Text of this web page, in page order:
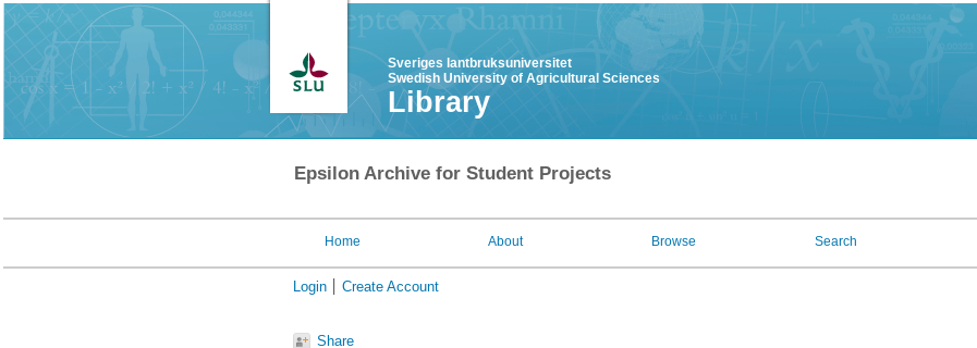
Sveriges lantbruksuniversitet
Swedish University of Agricultural Sciences
Library
Epsilon Archive for Student Projects
Home About Browse Search
Login Create Account
Share